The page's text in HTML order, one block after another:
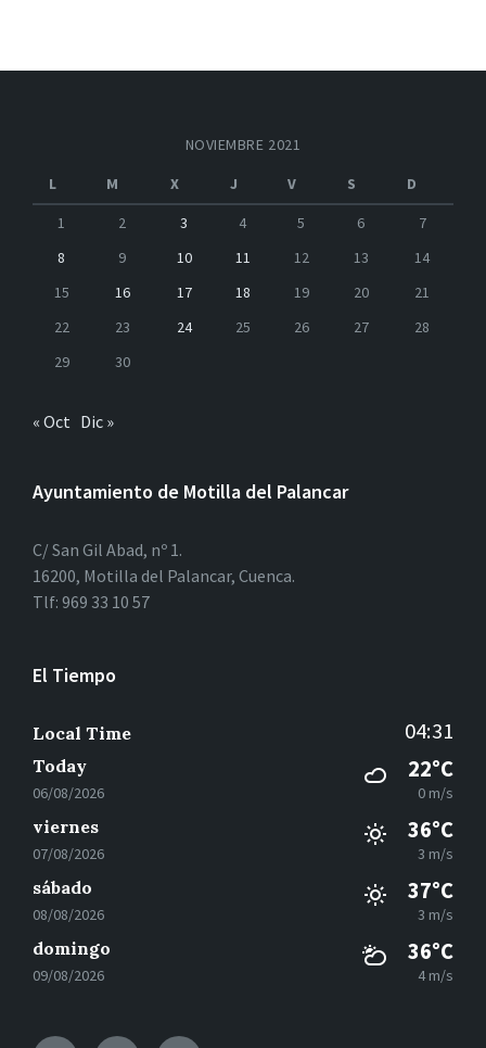
NOVIEMBRE 2021
L
M X J V S
D
1
2 3 4 5 6
7
8
9 10 11 12 13
14
15
16 17 18 19 20
21
22
23 24 25 26 27
28
29
30
« Oct Dic »
Ayuntamiento de Motilla del Palancar
C/ San Gil Abad, nº 1.
16200, Motilla del Palancar, Cuenca.
Tlf: 969 33 10 57
El Tiempo
Local Time 04:31
Today
06/08/2026
22°C
0 m/s
viernes
07/08/2026
36°C
3 m/s
sábado
08/08/2026
37°C
3 m/s
domingo
09/08/2026
36°C
4 m/s